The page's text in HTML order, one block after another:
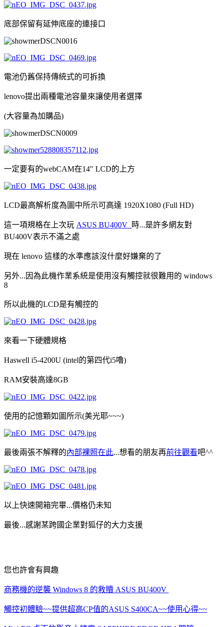
底部保留有延伸底座的連接口
電池仍舊保持傳統式的可拆換
lenovo提出兩種電池容量來讓使用者選擇
(大容量為加購品)
一定要有的webCAM在14" LCD的上方
LCD最高解析度為圖中所示可高達 1920X1080 (Full HD)
這一項規格在上次玩 ASUS BU400V 時...是許多網友對
BU400V表示不滿之處
現在 lenovo 這樣的水準應該沒什麼好嫌棄的了
另外...因為此機作業系統是使用沒有觸控就很難用的 windows
8
所以此機的LCD是有觸控的
來看一下硬體規格
Haswell i5-4200U (intel的第四代i5嚕)
RAM安裝高達8GB
使用的記憶顆如圖所示(美光耶~~~)
最後兩張不解釋的內部裸照在此...想看的朋友再前往觀看吧^^
以上快速開箱完畢...價格仍未知
最後...感謝某跨國企業對狐仔的大力支援
您也許會有興趣
商務機的逆襲 Windows 8 的救贖 ASUS BU400V
觸控初體驗~~提供超高CP值的ASUS S400CA~~使用心得~~